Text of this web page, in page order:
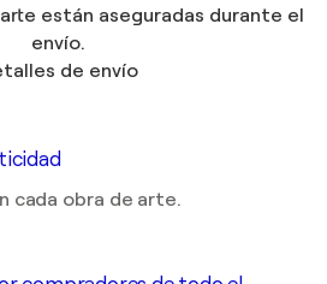
están aseguradas durante el
envío.
de envío
cada obra de arte.